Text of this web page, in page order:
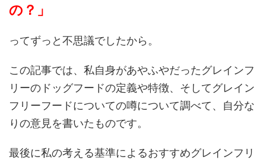
の？」
ってずっと不思議でしたから。
この記事では、私自身があやふやだったグレインフ
リーのドッグフードの定義や特徴、そしてグレイン
フリーフードについての噂について調べて、自分な
りの意見を書いたものです。
最後に私の考える基準によるおすすめグレインフリ